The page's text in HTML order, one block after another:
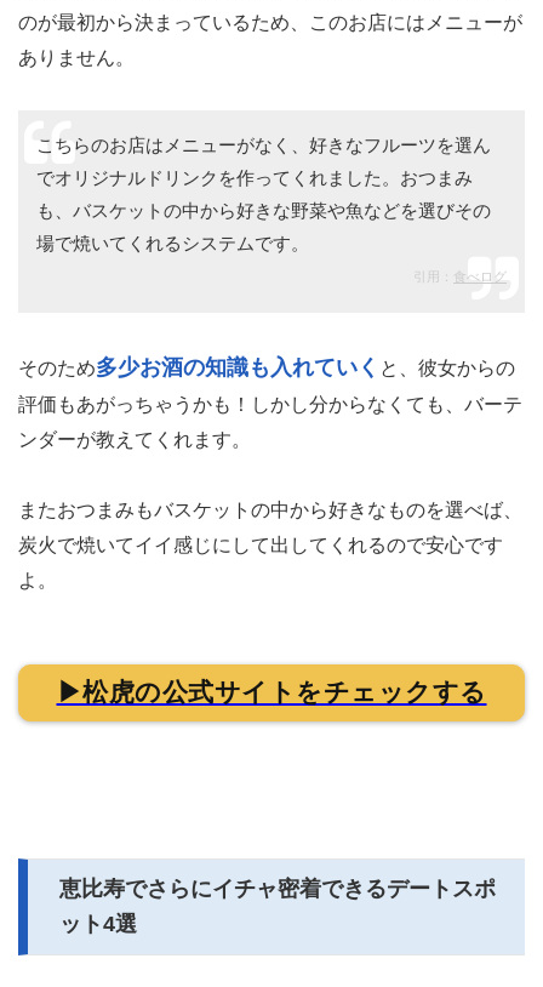
のが最初から決まっているため、このお店にはメニューが
ありません。
こちらのお店はメニューがなく、好きなフルーツを選ん
でオリジナルドリンクを作ってくれました。おつまみ
も、バスケットの中から好きな野菜や魚などを選びその
場で焼いてくれるシステムです。
引用： 食べログ
そのため多少お酒の知識も入れていく と、彼女からの
評価もあがっちゃうかも！しかし分からなくても、バーテ
ンダーが教えてくれます。
またおつまみもバスケットの中から好きなものを選べば、
炭火で焼いてイイ感じにして出してくれるので安心です
よ。
▶松虎の公式サイトをチェックする
恵比寿でさらにイチャ密着できるデートスポ
ット4選